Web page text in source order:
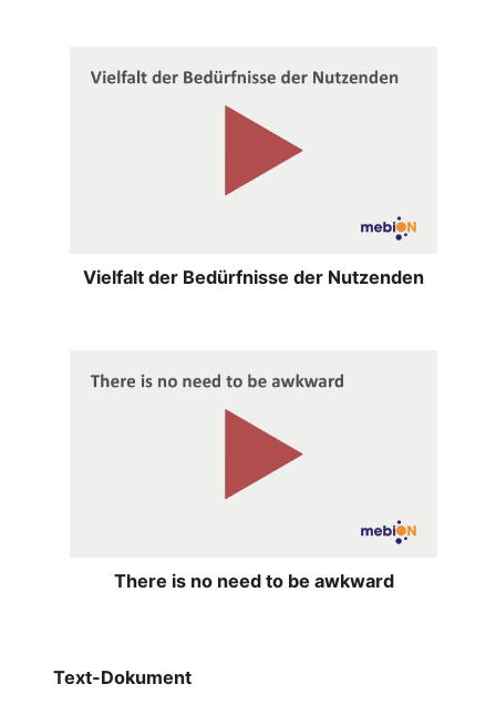
Vielfalt der Bedürfnisse der Nutzenden
There is no need to be awkward
Text-Dokument